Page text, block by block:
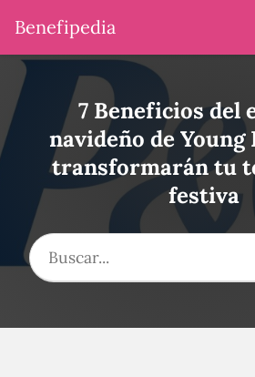
Benefipedia
7 Beneficios del
navideño de
transformarán tu
festiva